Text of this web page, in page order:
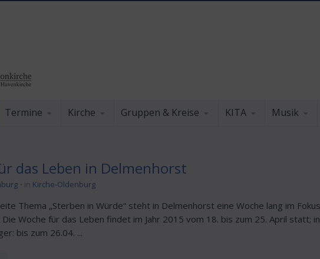
Termine Kirche Gruppen & Kreise KITA Musik
das Leben in Delmenhorst
in Kirche-Oldenburg
Thema „Sterben in Würde“ steht in Delmenhorst eine Woche lang im
Woche für das Leben findet im Jahr 2015 vom 18. bis zum 25. April statt;
bis zum 26.04. ...